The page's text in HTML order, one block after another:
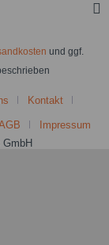
und ggf.
Kontakt
Impressum